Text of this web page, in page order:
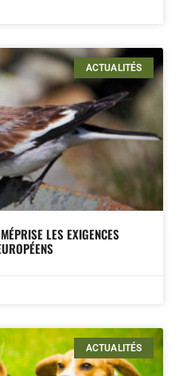
ACTUALITÉS
LES EXIGENCES
ACTUALITÉS